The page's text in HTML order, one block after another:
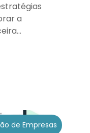
a
de Empresas